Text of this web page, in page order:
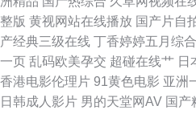
影院免费看 婷婷社区老牛 91私拍视频
址 丁香五月天导航网 日韩黄色影院 91
在线精品色色 97导航 九九福利社 日韩
整版 黄视网站在线播放 国产片自
产经典三级在线 丁香婷婷五月综合
一页 乱码欧美孕交 超碰在线艹 日
香港电影伦理片 91黄色电影 亚洲
日韩成人影片 男的天堂网AV 国产